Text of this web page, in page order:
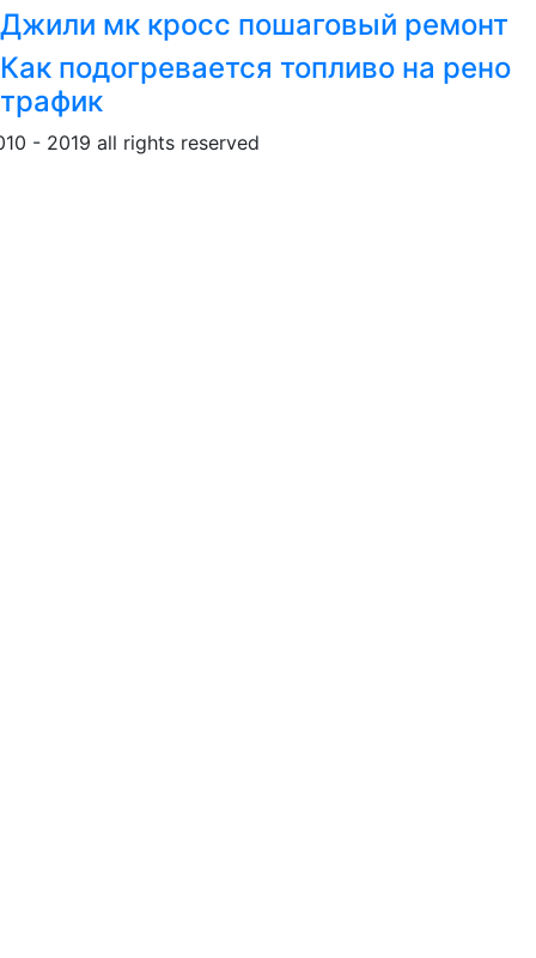
Джили мк кросс пошаговый ремонт
Как подогревается топливо на рено
трафик
- 2019 all rights reserved